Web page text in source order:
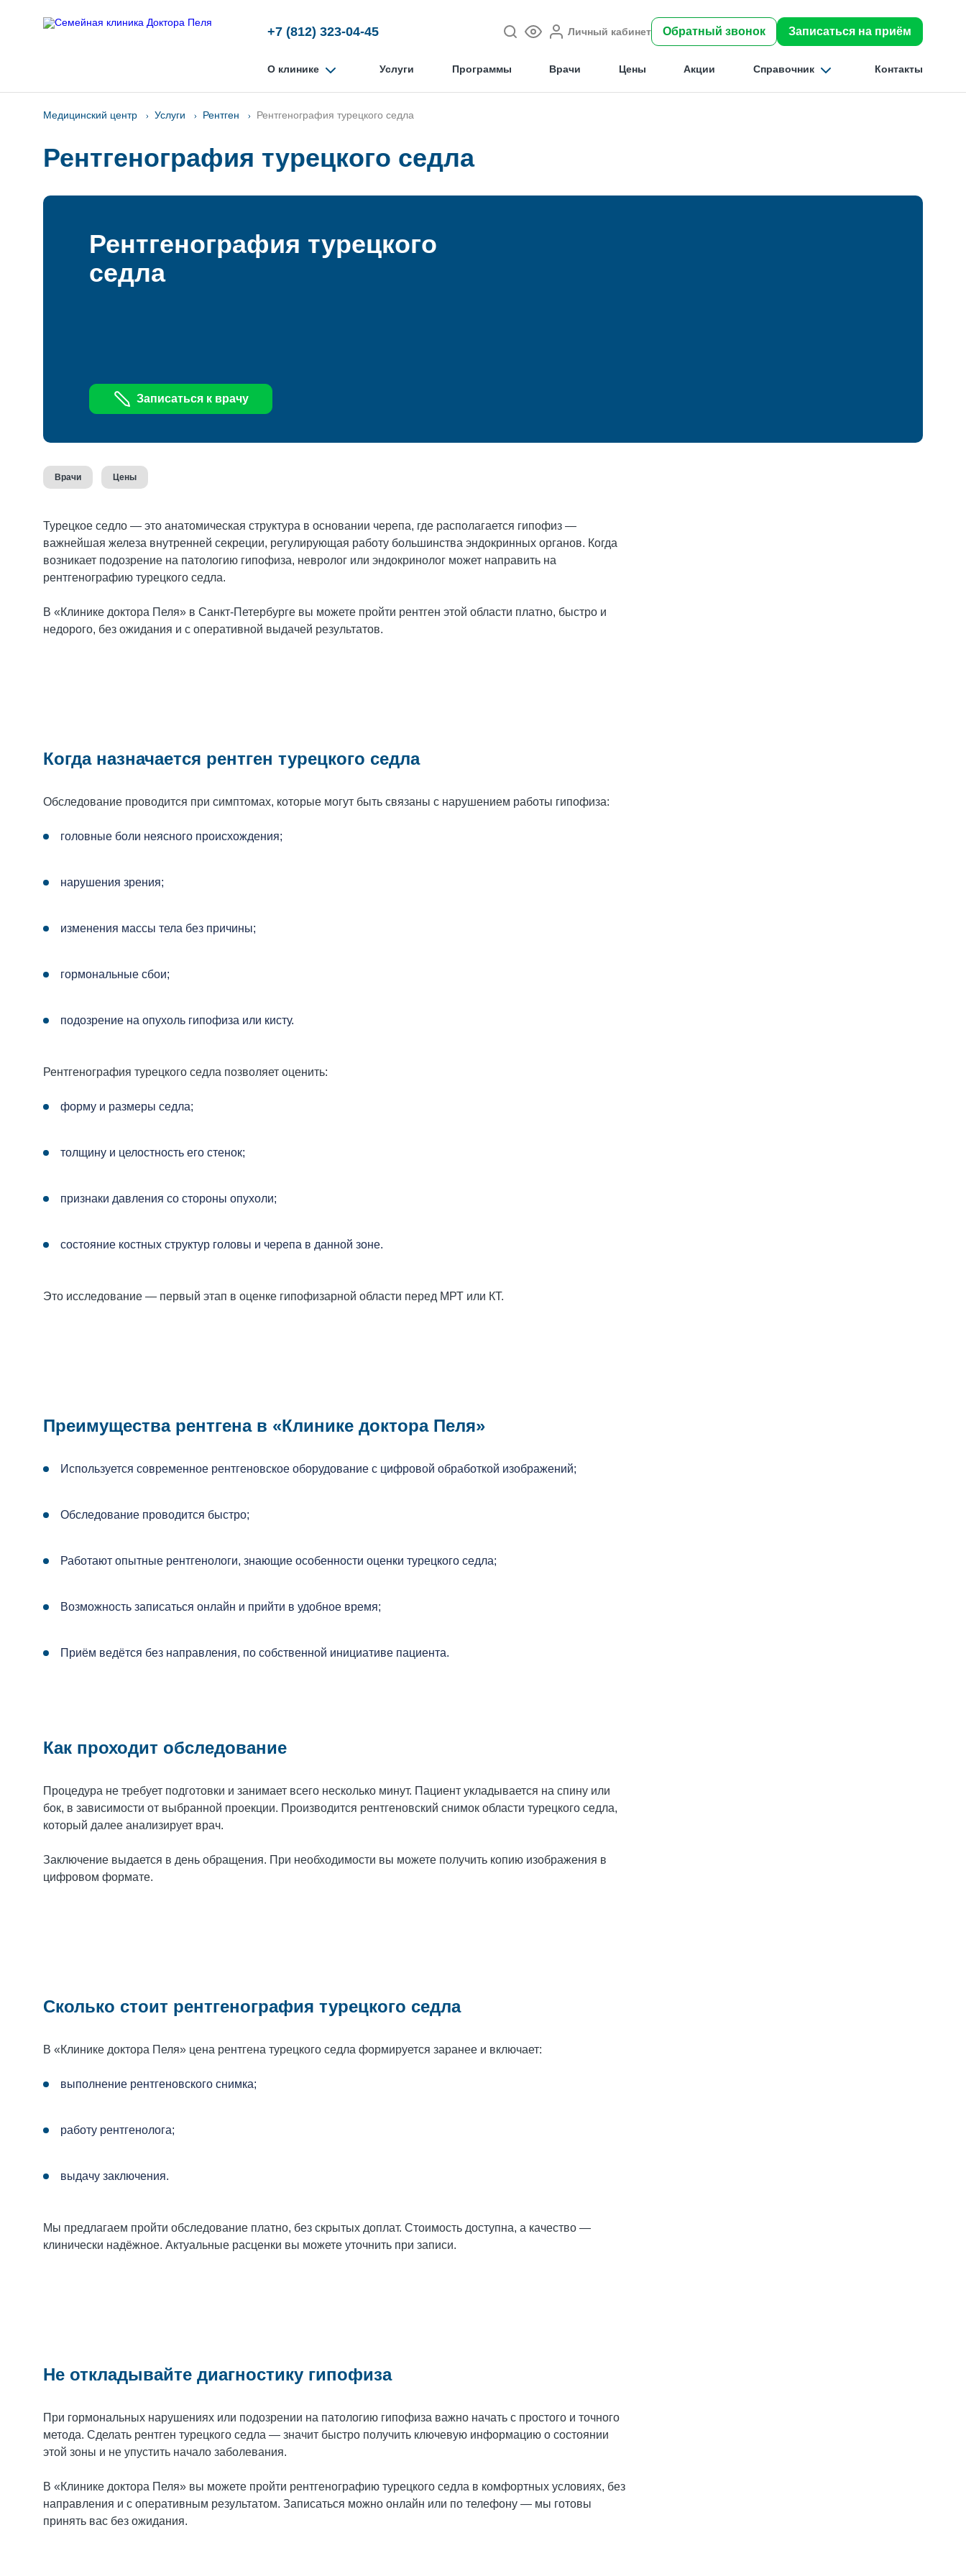
+7 (812) 323-04-45 Личный кабинет Обратный звонок Записаться на приём
О клинике Услуги Программы Врачи Цены Акции Справочник Контакты
Медицинский центр Услуги Рентген Рентгенография турецкого седла
Рентгенография турецкого седла
Рентгенография турецкого
седла
Записаться к врачу
Врачи Цены
Турецкое седло — это анатомическая структура в основании черепа, где располагается гипофиз —
важнейшая железа внутренней секреции, регулирующая работу большинства эндокринных органов. Когда
возникает подозрение на патологию гипофиза, невролог или эндокринолог может направить на
рентгенографию турецкого седла.
В «Клинике доктора Пеля» в Санкт-Петербурге вы можете пройти рентген этой области платно, быстро и
недорого, без ожидания и с оперативной выдачей результатов.
Когда назначается рентген турецкого седла
Обследование проводится при симптомах, которые могут быть связаны с нарушением работы гипофиза:
головные боли неясного происхождения;
нарушения зрения;
изменения массы тела без причины;
гормональные сбои;
подозрение на опухоль гипофиза или кисту.
Рентгенография турецкого седла позволяет оценить:
форму и размеры седла;
толщину и целостность его стенок;
признаки давления со стороны опухоли;
состояние костных структур головы и черепа в данной зоне.
Это исследование — первый этап в оценке гипофизарной области перед МРТ или КТ.
Преимущества рентгена в «Клинике доктора Пеля»
Используется современное рентгеновское оборудование с цифровой обработкой изображений;
Обследование проводится быстро;
Работают опытные рентгенологи, знающие особенности оценки турецкого седла;
Возможность записаться онлайн и прийти в удобное время;
Приём ведётся без направления, по собственной инициативе пациента.
Как проходит обследование
Процедура не требует подготовки и занимает всего несколько минут. Пациент укладывается на спину или
бок, в зависимости от выбранной проекции. Производится рентгеновский снимок области турецкого седла,
который далее анализирует врач.
Заключение выдается в день обращения. При необходимости вы можете получить копию изображения в
цифровом формате.
Сколько стоит рентгенография турецкого седла
В «Клинике доктора Пеля» цена рентгена турецкого седла формируется заранее и включает:
выполнение рентгеновского снимка;
работу рентгенолога;
выдачу заключения.
Мы предлагаем пройти обследование платно, без скрытых доплат. Стоимость доступна, а качество —
клинически надёжное. Актуальные расценки вы можете уточнить при записи.
Не откладывайте диагностику гипофиза
При гормональных нарушениях или подозрении на патологию гипофиза важно начать с простого и точного
метода. Сделать рентген турецкого седла — значит быстро получить ключевую информацию о состоянии
этой зоны и не упустить начало заболевания.
В «Клинике доктора Пеля» вы можете пройти рентгенографию турецкого седла в комфортных условиях, без
направления и с оперативным результатом. Записаться можно онлайн или по телефону — мы готовы
принять вас без ожидания.